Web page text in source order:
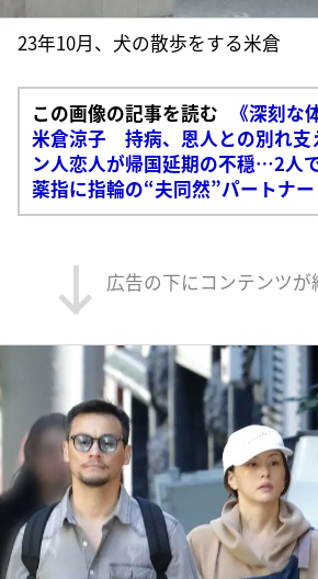
23年10月、犬の散歩をする米倉
この画像の記事を読む
《深刻な
米倉涼子 持病、恩人との別れ支
ン人恋人が帰国延期の不穏…2人
薬指に指輪の“夫同然”パートナー
広告の下にコンテンツが